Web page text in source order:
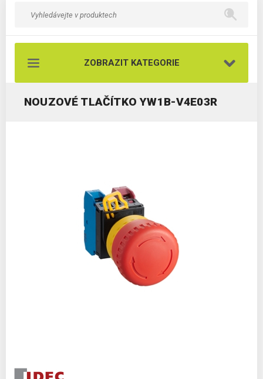
ZOBRAZIT KATEGORIE
NOUZOVÉ TLAČÍTKO YW1B-V4E03R